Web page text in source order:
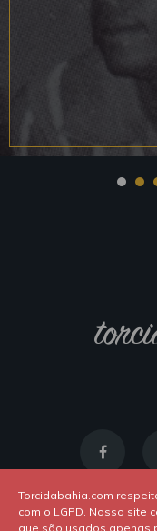
Torcidabahia.com
com o LGPD. Nosso site
que são usados apenas